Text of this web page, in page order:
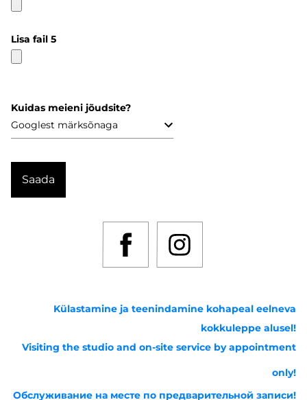
Lisa fail 5
Kuidas meieni jõudsite?
Külastamine ja teenindamine kohapeal eelneva
kokkuleppe alusel!
Visiting the studio and on-site service by appointment
only!
Обслуживание на месте по предварительной записи!